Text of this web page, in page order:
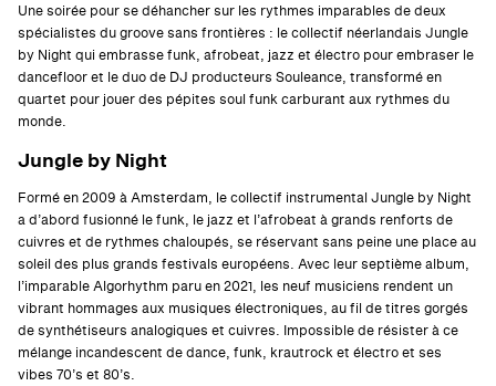
Une soirée pour se déhancher sur les rythmes imparables de deux
spécialistes du groove sans frontières : le collectif néerlandais Jungle
by Night qui embrasse funk, afrobeat, jazz et électro pour embraser le
dancefloor et le duo de DJ producteurs Souleance, transformé en
quartet pour jouer des pépites soul funk carburant aux rythmes du
monde.
Jungle by Night
Formé en 2009 à Amsterdam, le collectif instrumental Jungle by Night
a d’abord fusionné le funk, le jazz et l’afrobeat à grands renforts de
cuivres et de rythmes chaloupés, se réservant sans peine une place au
soleil des plus grands festivals européens. Avec leur septième album,
l’imparable Algorhythm paru en 2021, les neuf musiciens rendent un
vibrant hommages aux musiques électroniques, au fil de titres gorgés
de synthétiseurs analogiques et cuivres. Impossible de résister à ce
mélange incandescent de dance, funk, krautrock et électro et ses
vibes 70’s et 80’s.